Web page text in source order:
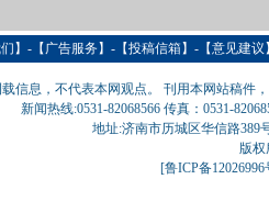
】-【 广告服务】-【投稿信箱】-【意见建
信息，不代表本网观点。 刊用本网站稿件
新闻热线:0531-82068566 传真：0531-
地址:济南市历城区华信路389
版
[鲁ICP备12026996